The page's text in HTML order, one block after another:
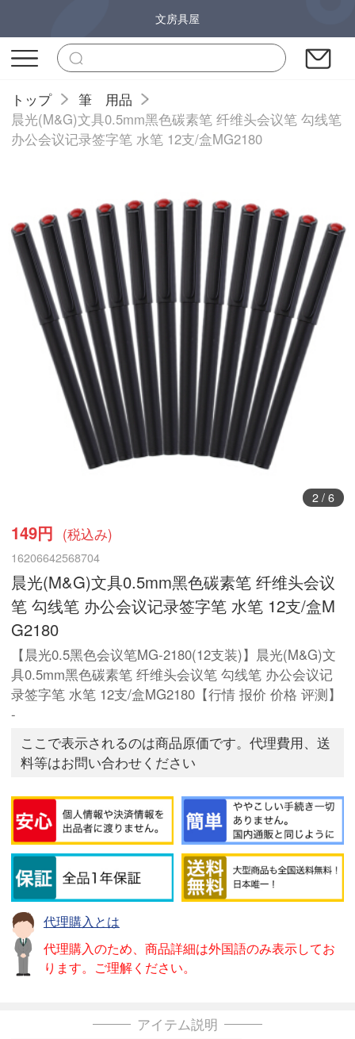
文房具屋
トップ
筆 用品
晨光(M&G)文具0.5mm黑色碳素笔 纤维头会议笔 勾线笔
办公会议记录签字笔 水笔 12支/盒MG2180
3/ 6
149円 (税込み)
16206642568704
晨光(M&G)文具0.5mm黑色碳素笔 纤维头会议
笔 勾线笔 办公会议记录签字笔 水笔 12支/盒M
G2180
【晨光0.5黑色会议笔MG-2180(12支装)】晨光(M&G)文
具0.5mm黑色碳素笔 纤维头会议笔 勾线笔 办公会议记
录签字笔 水笔 12支/盒MG2180【行情 报价 价格 评测】
-
ここで表示されるのは商品原価です。代理費用、送
料等はお問い合わせください
代理購入とは
代理購入のため、商品詳細は外国語のみ表示してお
ります。ご理解ください。
アイテム説明